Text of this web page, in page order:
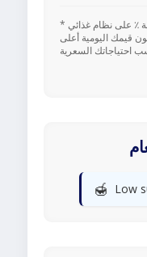
* تعتمد القيم اليومية المستندة إلى نسبة ٪ على نظام غذائي
قد تكون قيمك اليومية أعلى
🍯 Low